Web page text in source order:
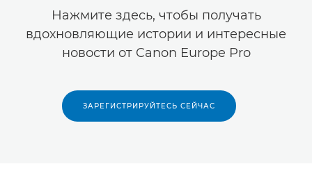
Нажмите здесь, чтобы получать
вдохновляющие истории и интересные
новости от Canon Europe Pro
ЗАРЕГИСТРИРУЙТЕСЬ СЕЙЧАС